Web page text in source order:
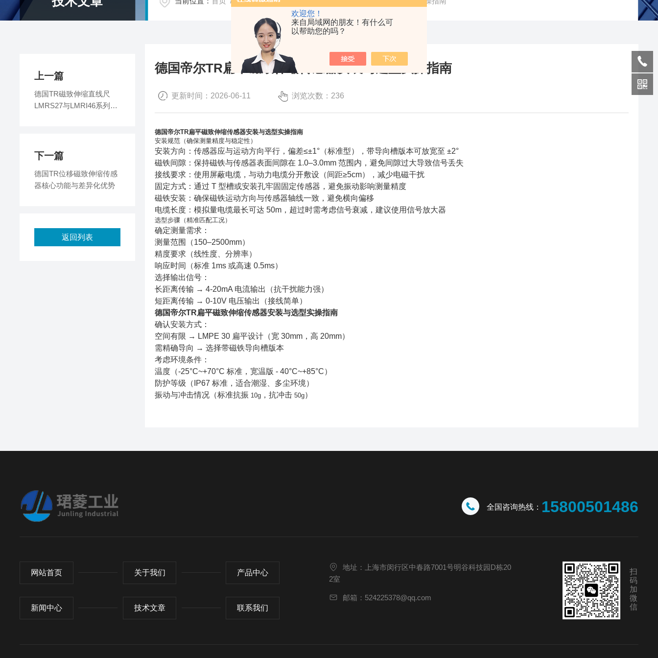
欢迎您！
来自局域网的朋友！有什么可
以帮助您的吗？
德国帝尔TR扁平磁致伸缩传感器安装与选型实操指南
更新时间：2026-06-11 浏览次数：236
德国帝尔TR扁平磁致伸缩传感器安装与选型实操指南
安装规范（确保测量精度与稳定性）
安装方向：传感器应与运动方向平行，偏差≤±1°（标准型），带导向槽版本可放宽至 ±2°
磁铁间隙：保持磁铁与传感器表面间隙在 1.0–3.0mm 范围内，避免间隙过大导致信号丢失
接线要求：使用屏蔽电缆，与动力电缆分开敷设（间距≥5cm），减少电磁干扰
固定方式：通过 T 型槽或安装孔牢固固定传感器，避免振动影响测量精度
磁铁安装：确保磁铁运动方向与传感器轴线一致，避免横向偏移
电缆长度：模拟量电缆最长可达 50m，超过时需考虑信号衰减，建议使用信号放大器
选型步骤（精准匹配工况）
确定测量需求 ：
测量范围（150–2500mm）
精度要求（线性度、分辨率）
响应时间（标准 1ms或高速 0.5ms）
选择输出信号 ：
长距离传输 → 4-20mA 电流输出（抗干扰能力强）
短距离传输 → 0-10V 电压输出（接线简单）
德国帝尔TR扁平磁致伸缩传感器安装与选型实操指南
确认安装方式 ：
空间有限 → LMPE 30 扁平设计（宽 30mm ，高 20mm）
需精确导向 →选择带磁铁导向槽版本
考虑环境条件 ：
温度（-25°C~+70°C标准，宽温版 - 40°C~+85°C）
防护等级（ IP67标准，适合潮湿、多尘环境）
振动与冲击情况（标准抗振 10g ，抗冲击 50g）
上一篇
德国TR磁致伸缩直线尺
LMRS27与LMRI46系列区
下一篇
德国TR位移磁致伸缩传感
器核心功能与差异化优势
返回列表
全国咨询热线： 15800501486
网站首页 关于我们 产品中心
新闻中心 技术文章 联系我们
地址：上海市闵行区中春路7001号明谷科技园D栋20
2室
邮箱：524225378@qq.com
扫
码
加
微
信